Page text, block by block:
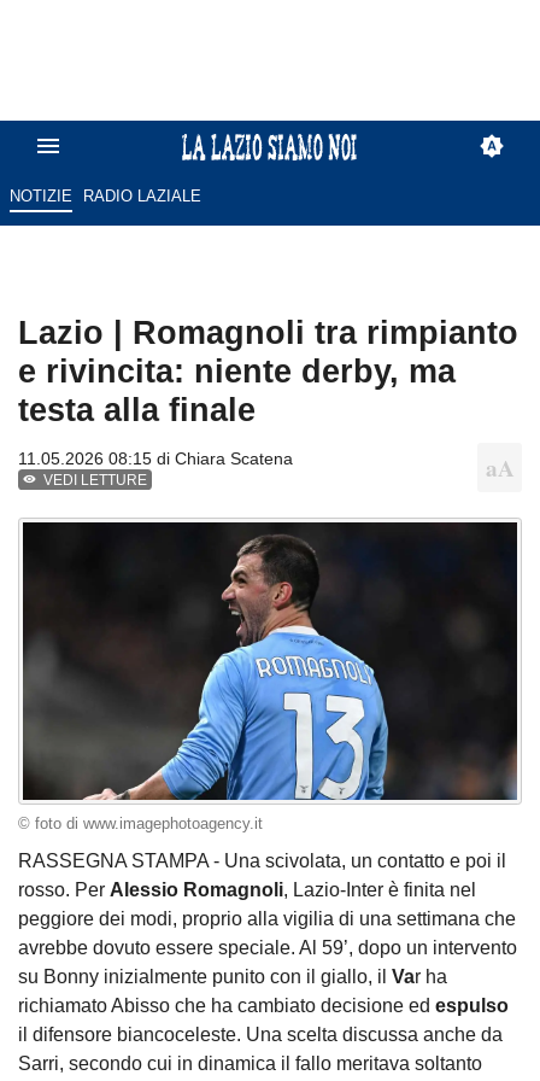
NOTIZIE RADIO LAZIALE
Lazio | Romagnoli tra rimpianto
e rivincita: niente derby, ma
testa alla finale
11.05.2026 08:15 di Chiara Scatena
VEDI LETTURE
© foto di www.imagephotoagency.it
RASSEGNA STAMPA - Una scivolata, un contatto e poi il
rosso. Per Alessio Romagnoli, Lazio-Inter è finita nel
peggiore dei modi, proprio alla vigilia di una settimana che
avrebbe dovuto essere speciale. Al 59’, dopo un intervento
su Bonny inizialmente punito con il giallo, il Var ha
richiamato Abisso che ha cambiato decisione ed espulso
il difensore biancoceleste. Una scelta discussa anche da
Sarri, secondo cui in dinamica il fallo meritava soltanto